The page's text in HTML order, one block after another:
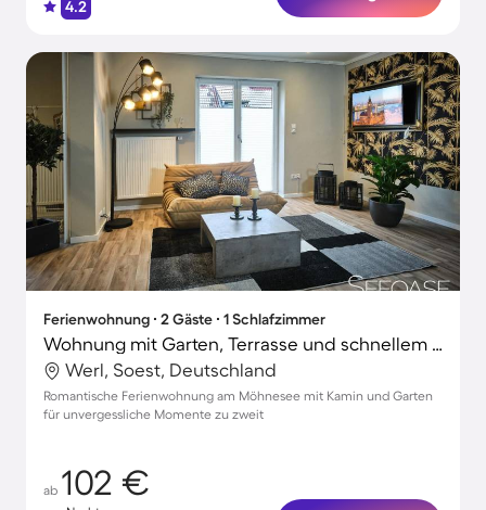
4.2
Ferienwohnung ∙ 2 Gäste ∙ 1 Schlafzimmer
Wohnung mit Garten, Terrasse und schnellem Internet | Gartenblick
Werl, Soest, Deutschland
Romantische Ferienwohnung am Möhnesee mit Kamin und Garten
für unvergessliche Momente zu zweit
ab 102 €